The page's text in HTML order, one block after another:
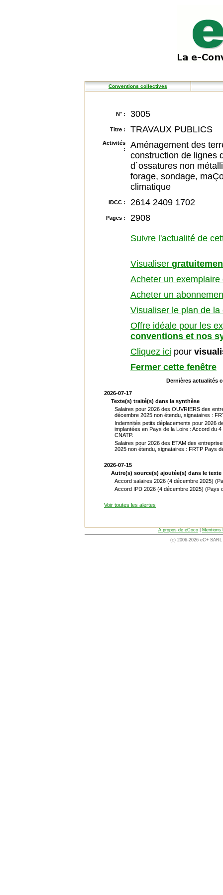
Conventions collectives
N° : 3005
Titre : TRAVAUX PUBLICS
Activités
:
Aménagement des
construction de lignes
d´ossatures non
forage, sondage,
climatique
IDCC : 2614 2409 1702
Pages : 2908
Suivre l'actualité de
Visualiser
Acheter un
Acheter un
Visualiser le plan de
Offre idéale pour les
conventions et nos
Cliquez ici pour
Fermer cette fenêtre
Dernières actualités
2026-07-17
Texte(s) traité(s) dans la synthèse
Salaires pour 2026 des OUVRIERS des
décembre 2025 non étendu, signataires :
Indemnités petits déplacements pour 2026
implantées en Pays de la Loire : Accord du
CNATP.
Salaires pour 2026 des ETAM des
2025 non étendu, signataires : FRTP Pays
2026-07-15
Autre(s) source(s) ajoutée(s) dans le
Accord salaires 2026 (4 décembre 2025)
Accord IPD 2026 (4 décembre 2025) (Pays
Voir toutes les alertes
A propos de eCoco
Mentions
(c) 2006-2026 eC+